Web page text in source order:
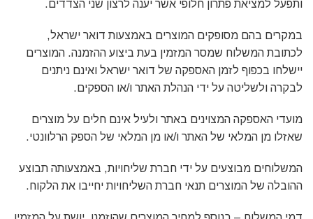
ותפעל למציאת פתרון חלופי אשר יענה לרצון שני הצדדים.
במקרים בהם מסופקים המוצרים באמצעות דואר ישראל,
לכתובת המשלוח שמסר המזמין בעת ביצוע ההזמנה. המוצרים
יישלחו בכפוף לזמן האספקה של דואר ישראל ואינם ניתנים
לבקרה ולשליטה על ידי הנהלת האתר ו/או הספקים.
מועדי האספקה המצוינים באתר ולעיל אינם חלים על מוצרים
שאזלו מן המלאי של האתר ו/או מן המלאי של הספק הרלוונטי.
המשלוחים מבוצעים על ידי חברת שליחויות, באמצעותה תבוצע
ההובלה של המוצרים תנאי חברת השליחויות יחייבו את הלקוח.